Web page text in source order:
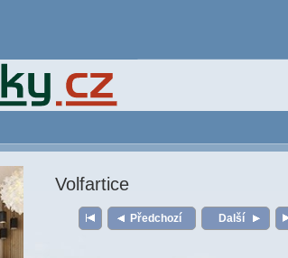
Volfartice
Předchozí Další